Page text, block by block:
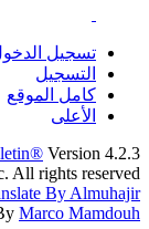
تسجيل
التسجيل
كامل الموقع
الأعلى
Version 4.2.3
rights reserved.
By Almuhajir
Marco Mamdouh